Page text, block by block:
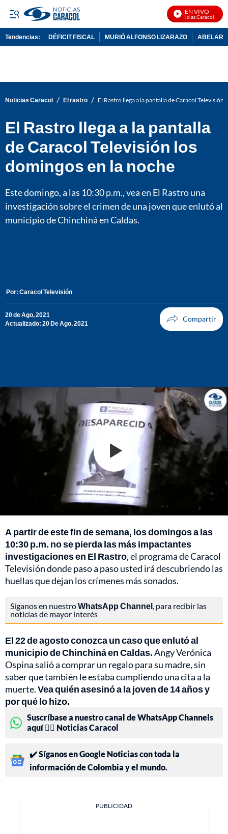
EN VIVO
Noticias Caracol En
Tendencias: DÉFICIT FISCAL MURIÓ ALFONSO LIZARAZO
Noticias Caracol / El rastro / El Rastro llega a la pantalla de Caracol Televisión
El Rastro llega a la pantalla
de Caracol Televisión los
domingos en la noche
Este domingo, a las 10:30 p.m., vea en El Rastro una
investigación sobre el crimen de una joven que enlutó al
municipio de Chinchiná en Caldas.
Por: Caracol Televisión
20 de Ago, 2021
Actualizado: 20 De Ago, 2021
A partir de este fin de semana, los domingos a las
10:30 p.m. no se pierda las más impactantes
investigaciones en El Rastro, el programa de Caracol
Televisión donde paso a paso usted irá descubriendo las
huellas que dejan los crímenes más sonados.
Síganos en nuestroWhatsApp Channel, para recibir las
noticias de mayor interés
El 22 de agosto conozca un caso que enlutó al
municipio de Chinchiná en Caldas.Angy Verónica
Ospina salió a comprar un regalo para su madre, sin
saber que también le estaba cumpliendo una cita a la
muerte.Vea quién asesinó a la joven de 14 años y
por qué lo hizo.
Suscríbase a nuestro canal de WhatsApp Channels
aquí 👉🏻 Noticias Caracol
✔️ Síganos en Google Noticias con toda la
información de Colombia y el mundo.
PUBLICIDAD